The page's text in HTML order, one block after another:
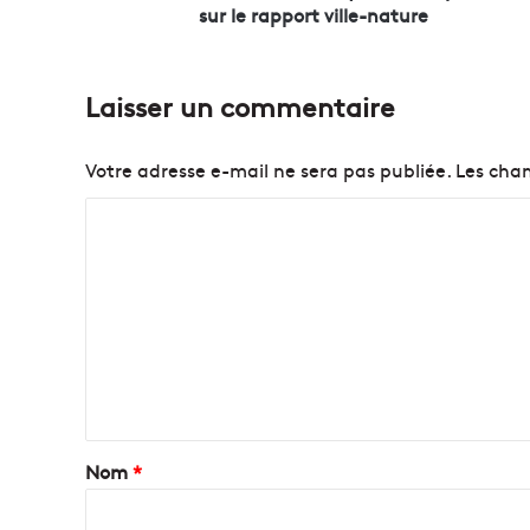
v
s
L
x
sur le rapport ville-nature
Laisser un commentaire
Votre adresse e-mail ne sera pas publiée. Les
a
i
Nom*